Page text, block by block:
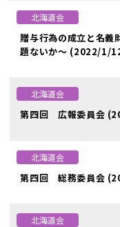
北海道会
贈与行為の成立と名義
題ないか～ (2022/1/
北海道会
第四回 広報委員会
北海道会
第四回 総務委員会
北海道会